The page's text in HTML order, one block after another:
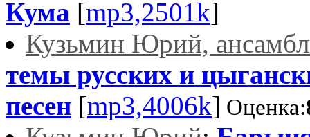
Кума [mp3,2501k]
Кузьмин Юрий,
темы русских и
песен [mp3,4006k] Оценка: